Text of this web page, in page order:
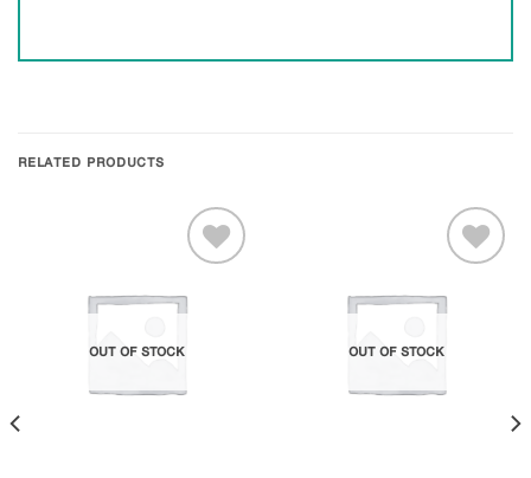
RELATED PRODUCTS
OUT OF STOCK OUT OF STOCK